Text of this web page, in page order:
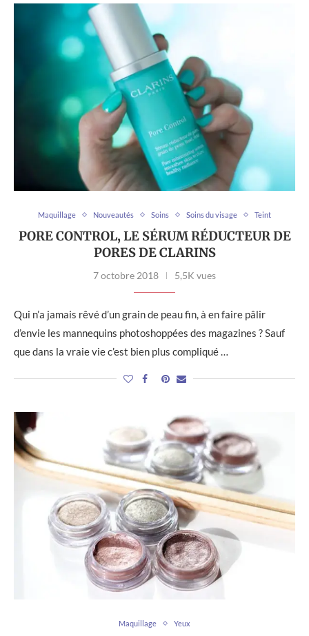
Maquillage Nouveautés Soins Soins du visage Teint
PORE CONTROL, LE SÉRUM RÉDUCTEUR DE
PORES DE CLARINS
7 octobre 2018 5,5K vues
Qui n’a jamais rêvé d’un grain de peau fin, à en faire pâlir
d’envie les mannequins photoshoppées des magazines ? Sauf
que dans la vraie vie c’est bien plus compliqué …
Maquillage Yeux